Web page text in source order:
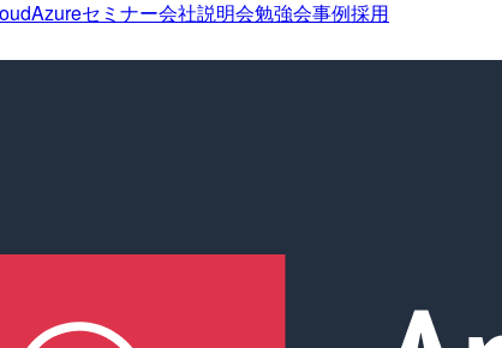
Azureセミナー会社説明会勉強会事例採用